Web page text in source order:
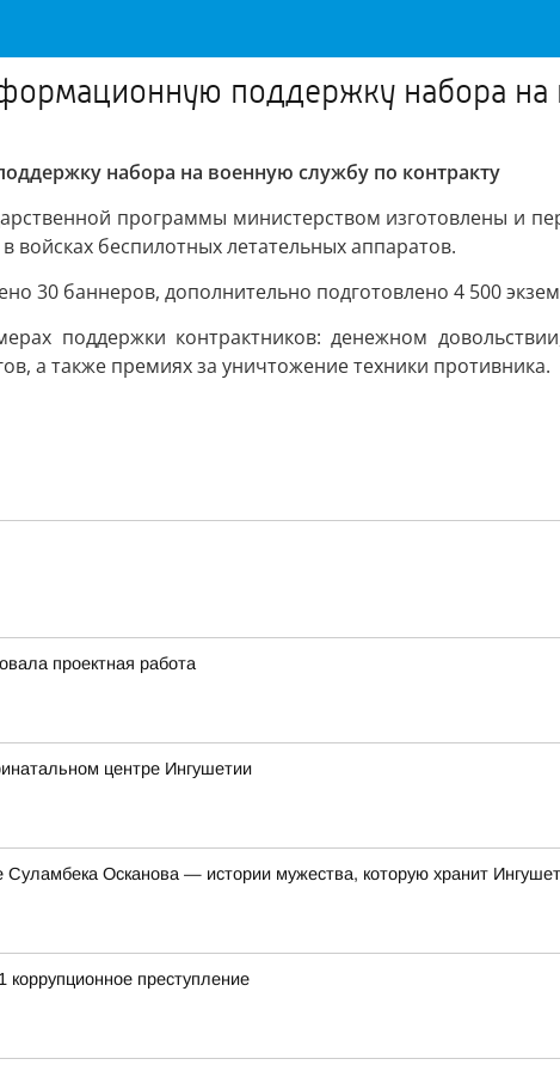
поддержку набора на
набора на военную службу по контракту
программы министерством изготовлены и
беспилотных летательных аппаратов.
30 баннеров, дополнительно подготовлено 4 500
поддержки контрактников: денежном
а также премиях за уничтожение техники противника.
проектная работа
центре Ингушетии
Суламбека Осканова — истории мужества, которую хранит
коррупционное преступление